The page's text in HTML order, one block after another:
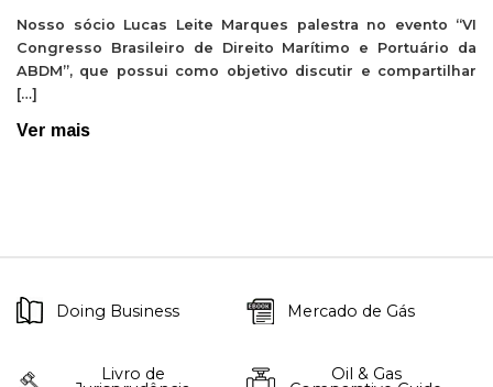
Nosso sócio Lucas Leite Marques palestra no evento “VI
Congresso Brasileiro de Direito Marítimo e Portuário da
ABDM”, que possui como objetivo discutir e compartilhar
[…]
Ver mais
Doing Business Mercado de Gás
Livro de Oil & Gas